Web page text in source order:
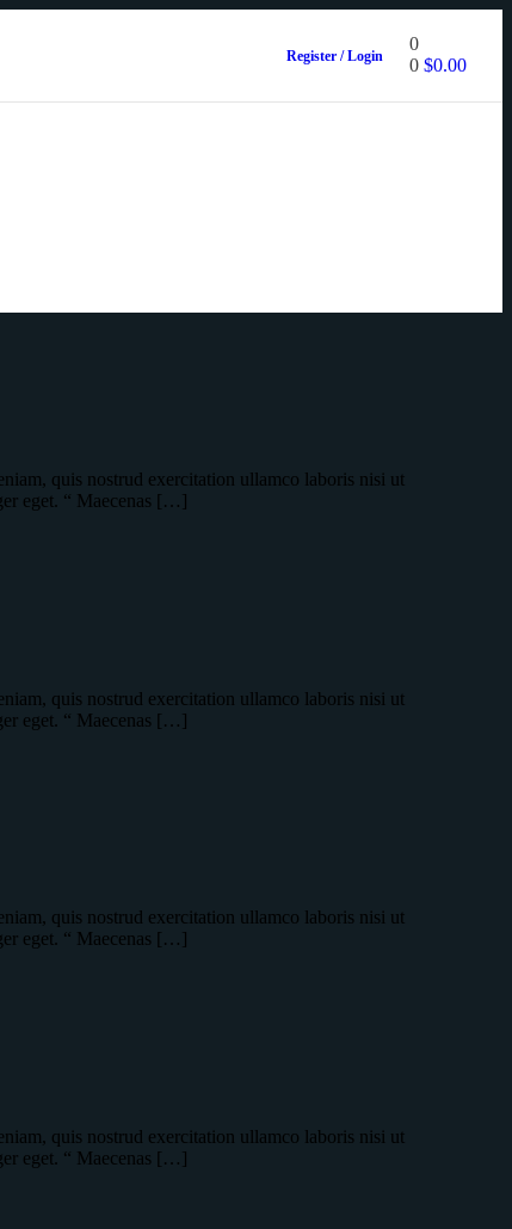
Register / Login
0
0 $0.00
quis nostrud exercitation ullamco laboris nisi ut
eget. “ Maecenas […]
quis nostrud exercitation ullamco laboris nisi ut
eget. “ Maecenas […]
quis nostrud exercitation ullamco laboris nisi ut
eget. “ Maecenas […]
quis nostrud exercitation ullamco laboris nisi ut
eget. “ Maecenas […]